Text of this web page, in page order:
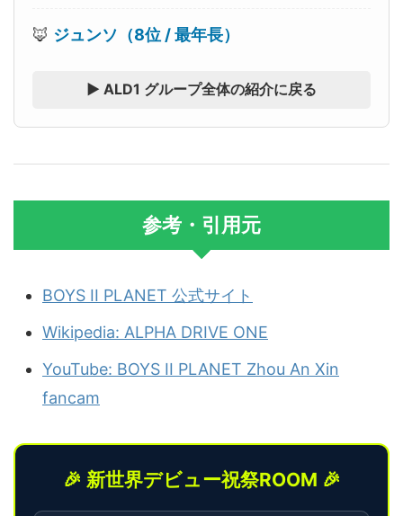
🦊 ジュンソ（8位 / 最年長）
▶ ALD1 グループ全体の紹介に戻る
参考・引用元
BOYS II PLANET 公式サイト
Wikipedia: ALPHA DRIVE ONE
YouTube: BOYS II PLANET Zhou An Xin
fancam
🎉 新世界デビュー祝祭ROOM 🎉